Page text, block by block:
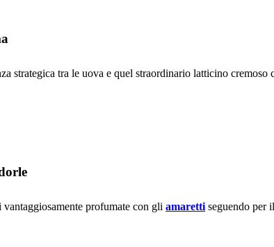
strategica tra le uova e quel straordinario latticino cremoso
vantaggiosamente profumate con gli amaretti seguendo per